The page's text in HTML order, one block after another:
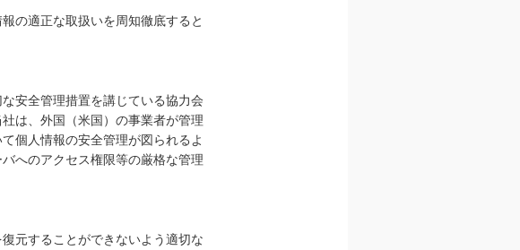
の適正な取扱いを周知徹底すると
安全管理措置を講じている協力会
は、外国（米国）の事業者が管理
個人情報の安全管理が図られるよ
へのアクセス権限等の厳格な管理
元することができないよう適切な